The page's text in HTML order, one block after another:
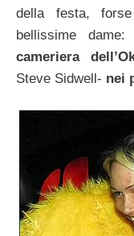
della festa,
bellissime
cameriera
Steve Sidwell- nei